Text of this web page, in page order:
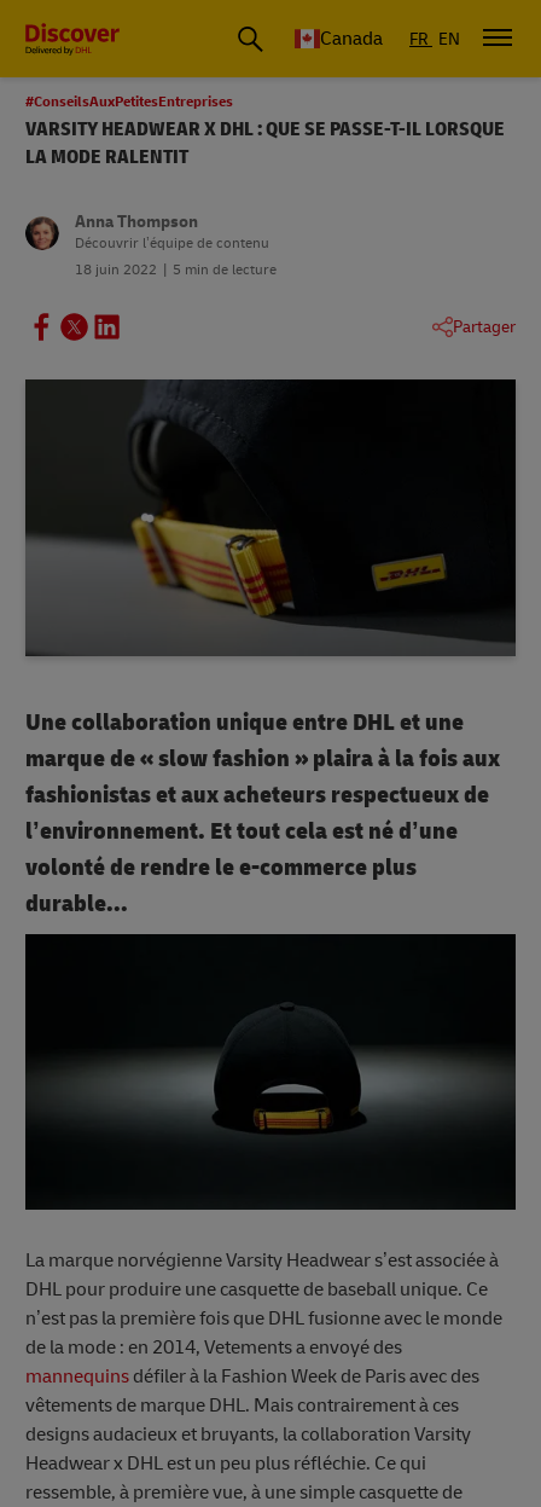
Canada FR EN
#ConseilsAuxPetitesEntreprises
VARSITY HEADWEAR X DHL : QUE SE PASSE-T-IL LORSQUE
LA MODE RALENTIT
Anna Thompson
Découvrir l’équipe de contenu
18 juin 2022
5 min de lecture
Partager
Une collaboration unique entre DHL et une
marque de « slow fashion » plaira à la fois aux
fashionistas et aux acheteurs respectueux de
l’environnement. Et tout cela est né d’une
volonté de rendre le e-commerce plus
durable...
La marque norvégienne Varsity Headwear s’est associée à
DHL pour produire une casquette de baseball unique. Ce
n’est pas la première fois que DHL fusionne avec le monde
de la mode : en 2014, Vetements a envoyé des
mannequins défiler à la Fashion Week de Paris avec des
vêtements de marque DHL. Mais contrairement à ces
designs audacieux et bruyants, la collaboration Varsity
Headwear x DHL est un peu plus réfléchie. Ce qui
ressemble, à première vue, à une simple casquette de